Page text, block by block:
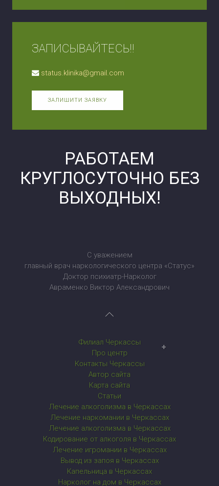
ЗАПИСЫВАЙТЕСЬ!!
status.klinika@gmail.com
ЗАЛИШИТИ ЗАЯВКУ
РАБОТАЕМ
КРУГЛОСУТОЧНО БЕЗ
ВЫХОДНЫХ!
С уважением
главный врач наркологического центра «Статус»
Доктор психиатр-Нарколог
Авраменко Виктор Александрович
Филиал Черкассы
Наркологический центр в Черкассах
Про центр
Контакты Черкассы
Автор сайта
Карта сайта
Статьи
Лечение алкоголизма в Черкассах
Лечение наркомании в Черкассах
Лечение алкоголизма в Черкассах
Кодирование от алкоголя в Черкассах
Лечение игромании в Черкассах
Вывод из запоя в Черкассах
Капельница в Черкассах
Нарколог на дом в Черкассах